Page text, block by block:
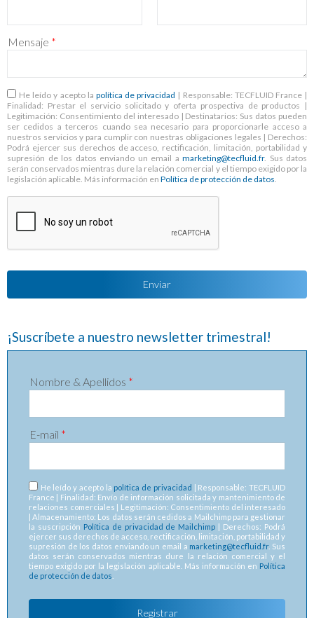
Mensaje *
RGPD *
He leído y acepto la política de privacidad | Responsable: TECFLUID France |
Finalidad: Prestar el servicio solicitado y oferta prospectiva de productos |
Legitimación: Consentimiento del interesado | Destinatarios: Sus datos pueden
ser cedidos a terceros cuando sea necesario para proporcionarle acceso a
nuestros servicios y para cumplir con nuestras obligaciones legales | Derechos:
Podrá ejercer sus derechos de acceso, rectificación, limitación, portabilidad y
supresión de los datos enviando un email a marketing@tecfluid.fr. Sus datos
serán conservados mientras dure la relación comercial y el tiempo exigido por la
legislación aplicable. Más información en Política de protección de datos.
¡Suscríbete a nuestro newsletter trimestral!
Nombre & Apellidos *
E-mail *
RGPD *
He leído y acepto la política de privacidad | Responsable: TECFLUID
France | Finalidad: Envío de información solicitada y mantenimiento de
relaciones comerciales | Legitimación: Consentimiento del interesado
| Almacenamiento: Los datos serán cedidos a Mailchimp para gestionar
la suscripción Política de privacidad de Mailchimp | Derechos: Podrá
ejercer sus derechos de acceso, rectificación, limitación, portabilidad y
supresión de los datos enviando un email a marketing@tecfluid.fr. Sus
datos serán conservados mientras dure la relación comercial y el
tiempo exigido por la legislación aplicable. Más información en Política
de protección de datos